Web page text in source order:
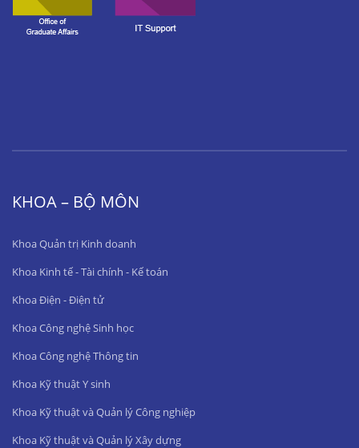
KHOA – BỘ MÔN
Khoa Quản trị Kinh doanh
Khoa Kinh tế - Tài chính - Kế toán
Khoa Điện - Điện tử
Khoa Công nghệ Sinh học
Khoa Công nghệ Thông tin
Khoa Kỹ thuật Y sinh
Khoa Kỹ thuật và Quản lý Công nghiệp
Khoa Kỹ thuật và Quản lý Xây dựng